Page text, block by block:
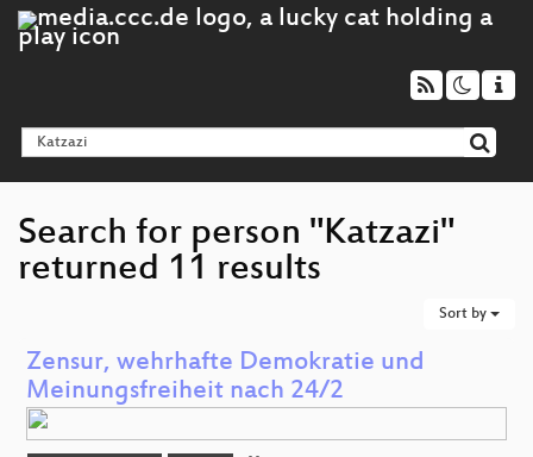
Search for person "Katzazi"
returned 11 results
Sort by
Zensur, wehrhafte Demokratie und
Meinungsfreiheit nach 24/2